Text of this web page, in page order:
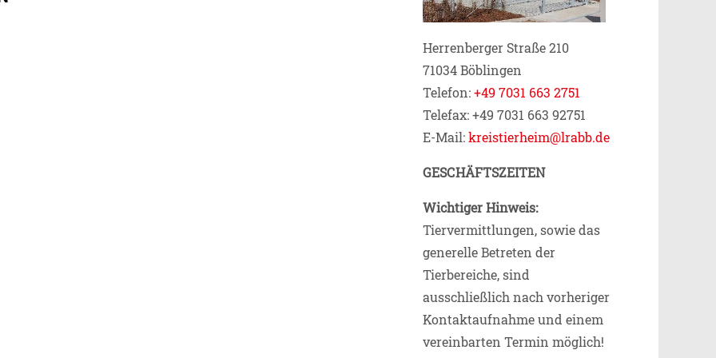
Herrenberger Straße 210
71034 Böblingen
Telefon:+49 7031 663 2751
Telefax: +49 7031 663 92751
E-Mail:kreistierheim@lrabb.de
GESCHÄFTSZEITEN
Wichtiger Hinweis:
Tiervermittlungen, sowie das
generelle Betreten der
Tierbereiche, sind
ausschließlich nach vorheriger
Kontaktaufnahme und einem
vereinbarten Termin möglich!